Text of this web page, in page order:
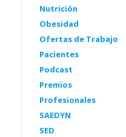
Nutrición
Obesidad
Ofertas de Trabajo
Pacientes
Podcast
Premios
Profesionales
SAEDYN
SED